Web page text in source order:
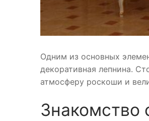
Одним из основных
декоративная лепнина.
атмосферу роскоши и
Знакомство